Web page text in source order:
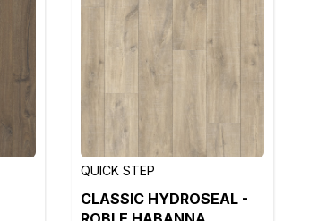
QUICK STEP
CLASSIC HYDROSEAL -